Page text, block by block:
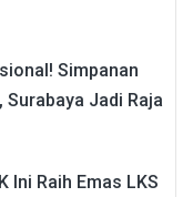
Simpanan
Surabaya Jadi Raja
Ini Raih Emas LKS